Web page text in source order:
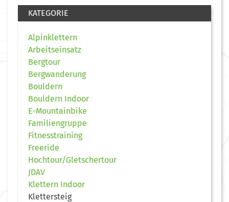
KATEGORIE
Alpinklettern
Arbeitseinsatz
Bergtour
Bergwanderung
Bouldern
Bouldern Indoor
E-Mountainbike
Familiengruppe
Fitnesstraining
Freeride
Hochtour/Gletschertour
JDAV
Klettern Indoor
Klettersteig